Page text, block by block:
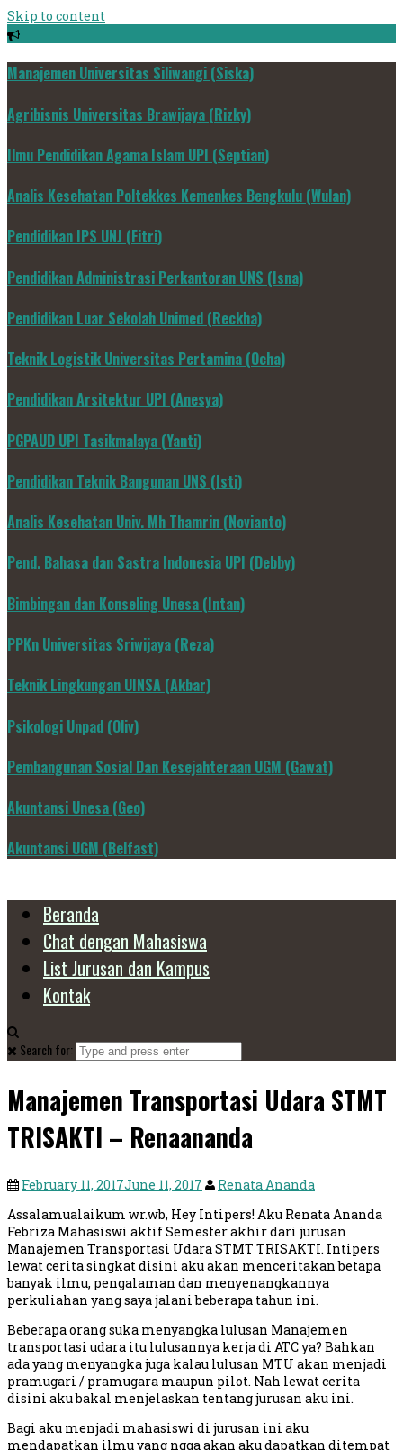
Skip to content
Manajemen Universitas Siliwangi (Siska)
Agribisnis Universitas Brawijaya (Rizky)
Ilmu Pendidikan Agama Islam UPI (Septian)
Analis Kesehatan Poltekkes Kemenkes Bengkulu (Wulan)
Pendidikan IPS UNJ (Fitri)
Pendidikan Administrasi Perkantoran UNS (Isna)
Pendidikan Luar Sekolah Unimed (Reckha)
Teknik Logistik Universitas Pertamina (Ocha)
Pendidikan Arsitektur UPI (Anesya)
PGPAUD UPI Tasikmalaya (Yanti)
Pendidikan Teknik Bangunan UNS (Isti)
Analis Kesehatan Univ. Mh Thamrin (Novianto)
Pend. Bahasa dan Sastra Indonesia UPI (Debby)
Bimbingan dan Konseling Unesa (Intan)
PPKn Universitas Sriwijaya (Reza)
Teknik Lingkungan UINSA (Akbar)
Psikologi Unpad (Oliv)
Pembangunan Sosial Dan Kesejahteraan UGM (Gawat)
Akuntansi Unesa (Geo)
Akuntansi UGM (Belfast)
Beranda
Chat dengan Mahasiswa
List Jurusan dan Kampus
Kontak
Search for:
Manajemen Transportasi Udara STMT
TRISAKTI – Renaananda
February 11, 2017June 11, 2017
Renata Ananda
Assalamualaikum wr.wb, Hey Intipers! Aku Renata Ananda
Febriza Mahasiswi aktif Semester akhir dari jurusan
Manajemen Transportasi Udara STMT TRISAKTI. Intipers
lewat cerita singkat disini aku akan menceritakan betapa
banyak ilmu, pengalaman dan menyenangkannya
perkuliahan yang saya jalani beberapa tahun ini.
Beberapa orang suka menyangka lulusan Manajemen
transportasi udara itu lulusannya kerja di ATC ya? Bahkan
ada yang menyangka juga kalau lulusan MTU akan menjadi
pramugari / pramugara maupun pilot. Nah lewat cerita
disini aku bakal menjelaskan tentang jurusan aku ini.
Bagi aku menjadi mahasiswi di jurusan ini aku
mendapatkan ilmu yang ngga akan aku dapatkan ditempat